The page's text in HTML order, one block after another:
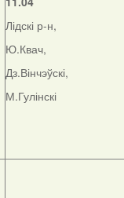
Лідскі р-н,
Ю.Квач,
Дз.Вінчэўскі,
М.Гулінскі